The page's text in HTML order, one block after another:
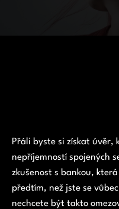
Přáli byste si získat úvěr,
nepříjemností spojených
zkušenost s bankou,
předtím, než jste se
nechcete být takto